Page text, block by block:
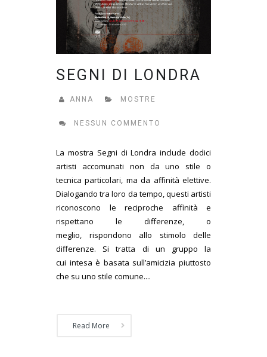
SEGNI DI LONDRA
ANNA MOSTRE
NESSUN COMMENTO
La mostra Segni di Londra include dodici
artisti accomunati non da uno stile o
tecnica particolari, ma da affinità elettive.
Dialogando tra loro da tempo, questi artisti
riconoscono le reciproche affinità e
rispettano le differenze, o
meglio, rispondono allo stimolo delle
differenze. Si tratta di un gruppo la
cui intesa è basata sull’amicizia piuttosto
che su uno stile comune....
Read More